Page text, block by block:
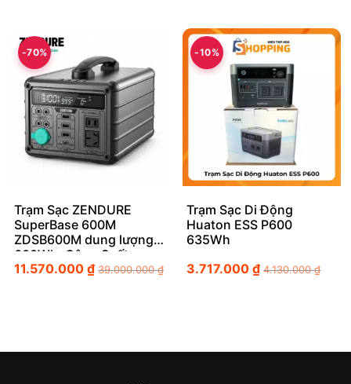
-70%
Trạm Sạc ZENDURE
SuperBase 600M
ZDSB600M dung lượng
600Wh, Công Suất
1000W
11.570.000 ₫ 39.000.000₫
-10%
Trạm Sạc Di Động
Huaton ESS P600
635Wh
3.717.000₫ 4.130.000₫